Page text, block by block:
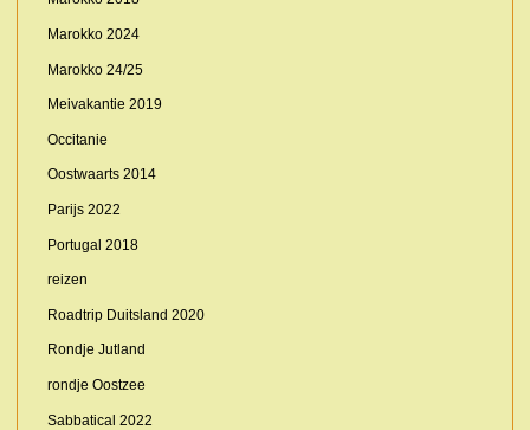
Marokko 2024
Marokko 24/25
Meivakantie 2019
Occitanie
Oostwaarts 2014
Parijs 2022
Portugal 2018
reizen
Roadtrip Duitsland 2020
Rondje Jutland
rondje Oostzee
Sabbatical 2022